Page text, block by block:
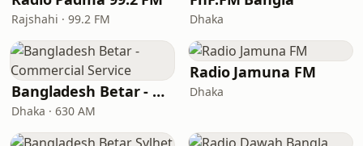
Rajshahi · 99.2 FM Dhaka
Bangladesh Betar - Commercial Service
Dhaka · 630 AM
Radio Jamuna FM
Dhaka